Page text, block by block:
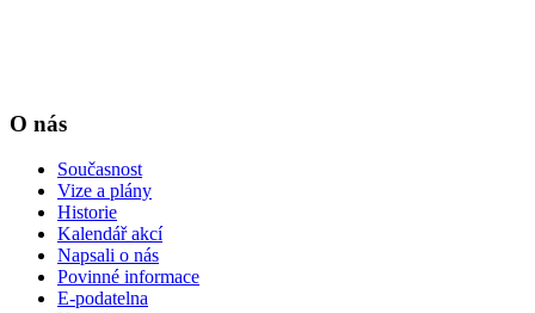
O nás
Současnost
Vize a plány
Historie
Kalendář akcí
Napsali o nás
Povinné informace
E-podatelna